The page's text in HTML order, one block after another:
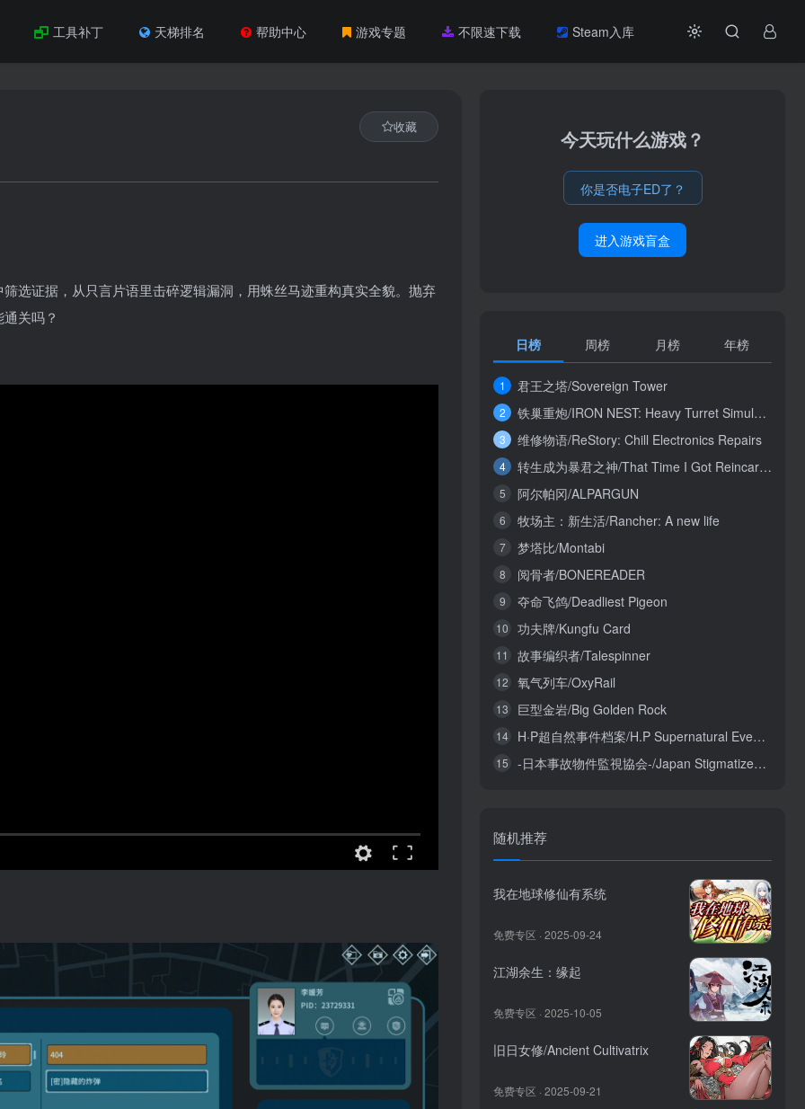
工具补丁 天梯排名 帮助中心 游戏专题 不限速下载 Steam入库
收藏
选证据，从只言片语里击碎逻辑漏洞，用蛛丝马迹重构真实全貌。抛弃
关吗？
今天玩什么游戏？
你是否电子ED了？
进入游戏盲盒
日榜 周榜 月榜 年榜
1 君王之塔/Sovereign Tower
2 铁巢重炮/IRON NEST: Heavy Turret Simulator
3 维修物语/ReStory: Chill Electronics Repairs
4 转生成为暴君之神/That Time I Got Reincarnated as a Tyrant God
5 阿尔帕冈/ALPARGUN
6 牧场主：新生活/Rancher: A new life
7 梦塔比/Montabi
8 阅骨者/BONEREADER
9 夺命飞鸽/Deadliest Pigeon
10 功夫牌/Kungfu Card
11 故事编织者/Talespinner
12 氧气列车/OxyRail
13 巨型金岩/Big Golden Rock
14 H·P超自然事件档案/H.P Supernatural Event Archives
15 -日本事故物件監視協会-/Japan Stigmatized Property3
随机推荐
我在地球修仙有系统
免费专区 · 2025-09-24
江湖余生：缘起
免费专区 · 2025-10-05
旧日女修/Ancient Cultivatrix
免费专区 · 2025-09-21